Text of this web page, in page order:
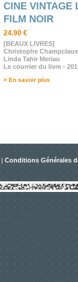
CINE VINTAGE
FILM NOIR
24.90 €
[BEAUX LIVRES]
Christophe
Linda Tahir Meriau
Le courrier du livre -
> En savoir plus
| Conditions Générales